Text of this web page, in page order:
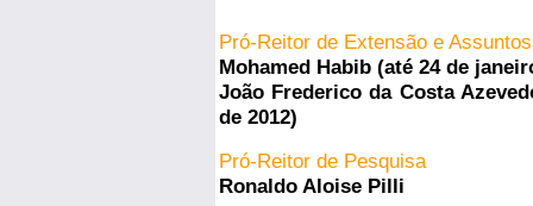
Pró-Reitor de Extensão e
Mohamed Habib (até 24 de
João Frederico da Costa
de 2012)
Pró-Reitor de Pesquisa
Ronaldo Aloise Pilli